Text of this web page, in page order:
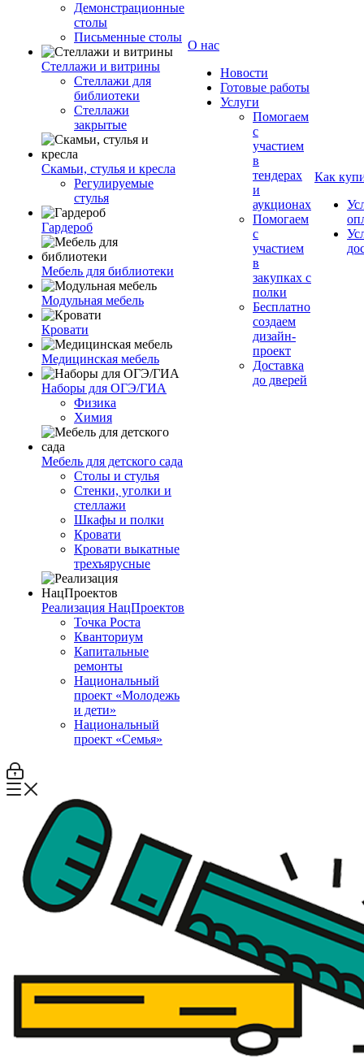
Демонстрационные
столы
Письменные столы
Стеллажи и витрины
Стеллажи для
библиотеки
Стеллажи
закрытые
Скамьи, стулья и кресла
Регулируемые
стулья
Гардероб
Мебель для библиотеки
Модульная мебель
Кровати
Медицинская мебель
Наборы для ОГЭ/ГИА
Физика
Химия
Мебель для детского сада
Столы и стулья
Стенки, уголки и
стеллажи
Шкафы и полки
Кровати
Кровати выкатные
трехъярусные
Реализация НацПроектов
Точка Роста
Кванториум
Капитальные
ремонты
Национальный
проект «Молодежь
и дети»
Национальный
проект «Семья»
О нас
Новости
Готовые работы
Услуги
Помогаем
с
участием
в
тендерах
и
аукционах
Помогаем
с
участием
в
закупках с
полки
Бесплатно
создаем
дизайн-
проект
Доставка
до дверей
Как